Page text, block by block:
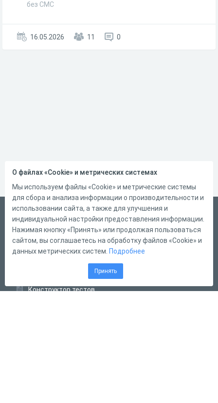
без СМС
16.05.2026 11 0
Русский
Справка
Форма обратной связи
Конструктор тестов
О файлах «Cookie» и метрических системах
Мы используем файлы «Cookie» и метрические системы
для сбора и анализа информации о производительности и
использовании сайта, а также для улучшения и
индивидуальной настройки предоставления информации.
Нажимая кнопку «Принять» или продолжая пользоваться
сайтом, вы соглашаетесь на обработку файлов «Cookie» и
данных метрических систем. Подробнее
Принять